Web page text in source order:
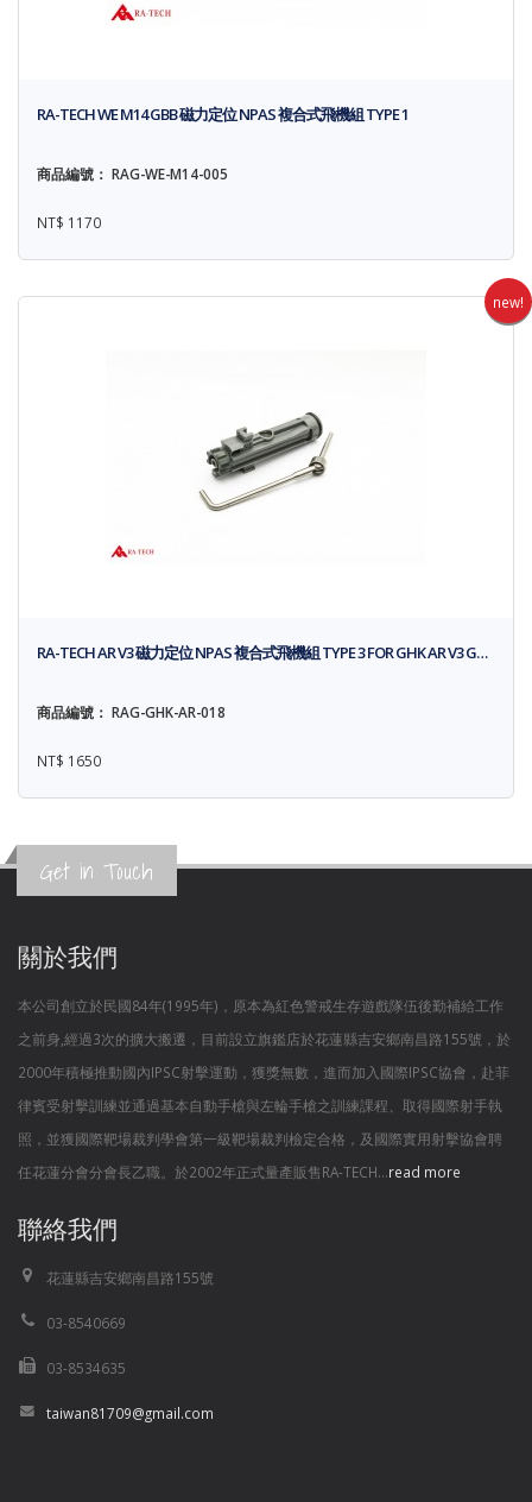
RA-TECH WE M14 GBB 磁力定位 NPAS 複合式飛機組 TYPE 1
商品編號： RAG-WE-M14-005
NT$ 1170
new!
RA-TECH AR V3 磁力定位 NPAS 複合式飛機組 TYPE 3 FOR GHK AR V3 G…
商品編號： RAG-GHK-AR-018
NT$ 1650
Get in Touch
關於我們
本公司創立於民國84年(1995年)，原本為紅色警戒生存遊戲隊伍後勤補給工作
之前身,經過3次的擴大搬遷，目前設立旗鑑店於花蓮縣吉安鄉南昌路155號，於
2000年積極推動國內IPSC射擊運動，獲獎無數，進而加入國際IPSC協會，赴菲
律賓受射擊訓練並通過基本自動手槍與左輪手槍之訓練課程、取得國際射手執
照，並獲國際靶場裁判學會第一級靶場裁判檢定合格，及國際實用射擊協會聘
任花蓮分會分會長乙職。於2002年正式量產販售RA-TECH...read more
聯絡我們
花蓮縣吉安鄉南昌路155號
03-8540669
03-8534635
taiwan81709@gmail.com